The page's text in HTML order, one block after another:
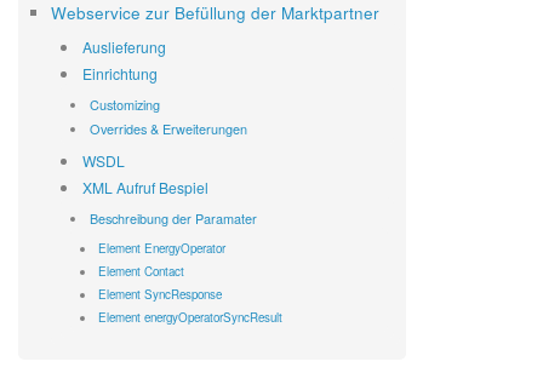
Webservice zur Befüllung der Marktpartner
Auslieferung
Einrichtung
Customizing
Overrides & Erweiterungen
WSDL
XML Aufruf Bespiel
Beschreibung der Paramater
Element EnergyOperator
Element Contact
Element SyncResponse
Element energyOperatorSyncResult